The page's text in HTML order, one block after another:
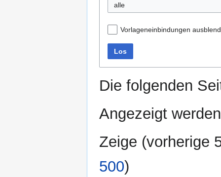
Vorlageneinbindungen
Los
Die folgenden
Angezeigt
Zeige (vorherige
500)